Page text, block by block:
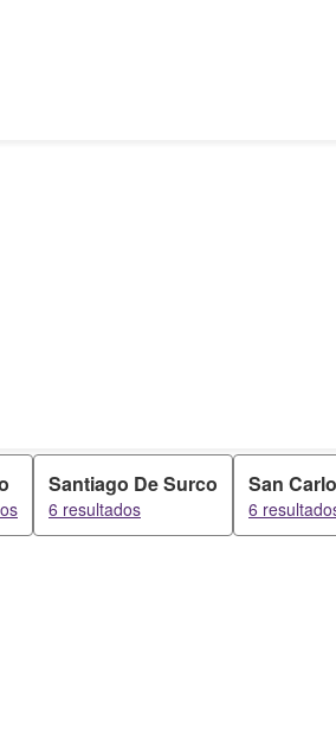
Santiago De Surco
6 resultados
San
6